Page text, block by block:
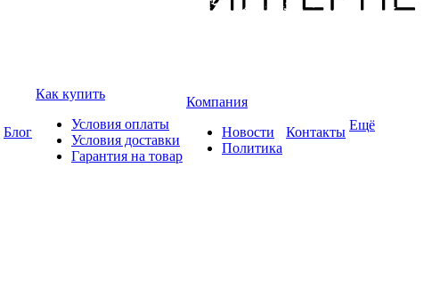
Блог
Как купить
Условия оплаты
Условия доставки
Гарантия на товар
Компания
Новости
Политика
Контакты Ещё